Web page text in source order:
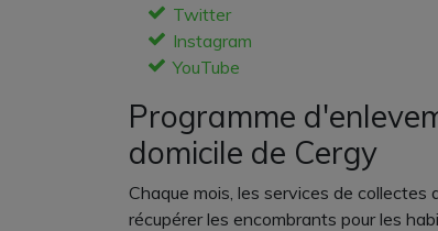
Twitter
Instagram
YouTube
Programme
domicile de Cergy
Chaque mois, les services de
récupérer les encombrants pour les